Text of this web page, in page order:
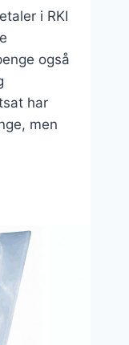
i RKI
også
har
men